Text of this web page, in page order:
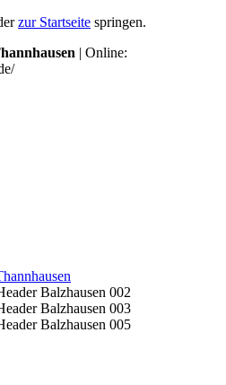
zur Startseite springen.
| Online: